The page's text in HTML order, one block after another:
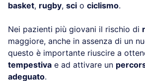
basket, rugby, sci o ciclismo.
Nei pazienti più giovani il rischio di
maggiore, anche in assenza di un
questo è importante riuscire a
tempestiva e ad attivare un
adeguato.